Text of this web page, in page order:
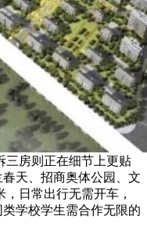
三房则正在细节上更贴
天、招商奥体公园、文
日常出行无需开车，
学校学生需合作无限的